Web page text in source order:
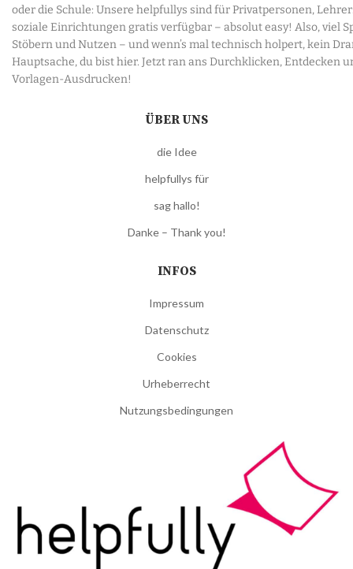
oder die Schule: Unsere helpfullys sind für Privatpersonen,
soziale Einrichtungen gratis verfügbar – absolut easy! Also, viel
Stöbern und Nutzen – und wenn’s mal technisch holpert, kein
Hauptsache, du bist hier. Jetzt ran ans Durchklicken, Entdecken
Vorlagen-Ausdrucken!
ÜBER UNS
die Idee
helpfullys für
sag hallo!
Danke – Thank you!
INFOS
Impressum
Datenschutz
Cookies
Urheberrecht
Nutzungsbedingungen